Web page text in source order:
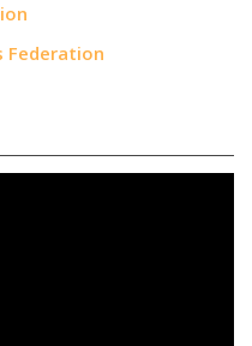
Federation